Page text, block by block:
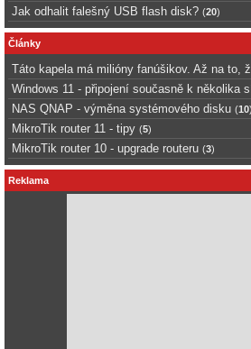
Jak odhalit falešný USB flash disk? (20)
Články
Táto kapela má milióny fanúšikov. Až na to,
Windows 11 - připojení současně k několika
NAS QNAP - výměna systémového disku (10)
MikroTik router 11 - tipy (5)
MikroTik router 10 - upgrade routeru (3)
Reklama